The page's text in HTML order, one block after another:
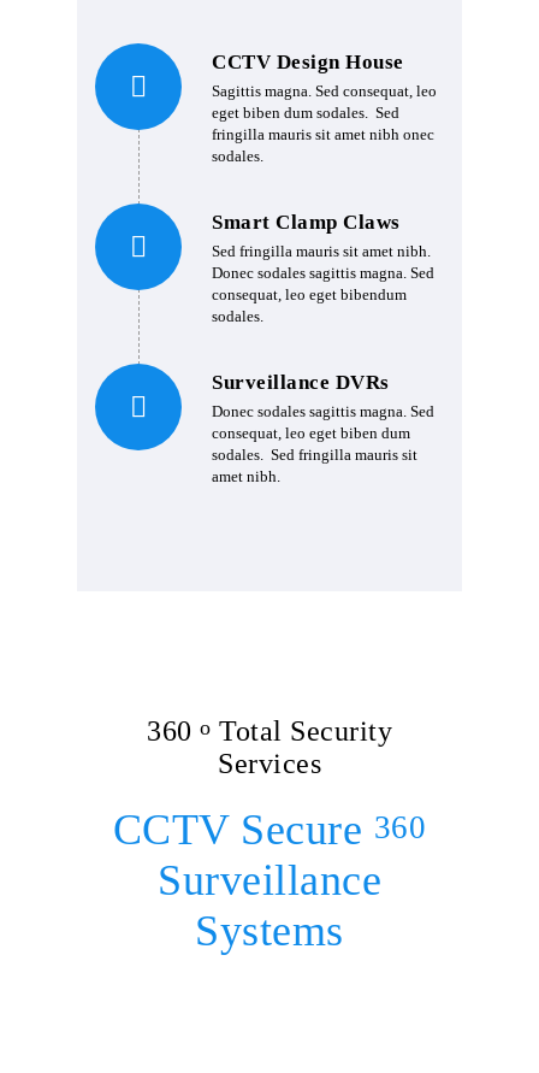
CCTV Design House
Sagittis magna. Sed consequat, leo
eget biben dum sodales. Sed
fringilla mauris sit amet nibh onec
sodales.
Smart Clamp Claws
Sed fringilla mauris sit amet nibh.
Donec sodales sagittis magna. Sed
consequat, leo eget bibendum
sodales.
Surveillance DVRs
Donec sodales sagittis magna. Sed
consequat, leo eget biben dum
sodales. Sed fringilla mauris sit
amet nibh.
360 o Total Security
Services
CCTV Secure 360
Surveillance
Systems